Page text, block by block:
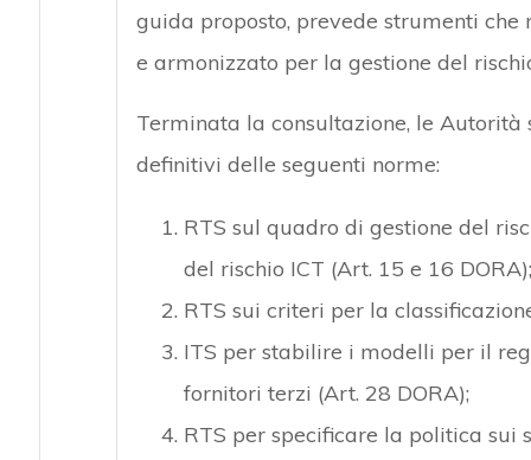
guida proposto, prevede strumenti
e armonizzato per la gestione del
Terminata la consultazione, le
definitivi delle seguenti norme:
RTS sul quadro di gestione del
del rischio ICT (Art. 15 e 16 DORA);
RTS sui criteri per la
ITS per stabilire i modelli per il
fornitori terzi (Art. 28 DORA);
RTS per specificare la politica